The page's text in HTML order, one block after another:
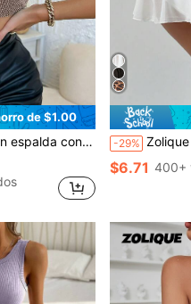
de $1.00
metálico sexy para mujeres -29% Zolique
$6.71 400+